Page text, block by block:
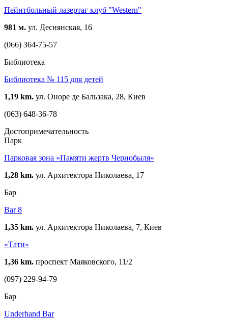
Пейнтбольный лазертаг клуб "Western"
981 м. ул. Деснянская, 16
(066) 364-75-57
Библиотека
Библиотека № 115 для детей
1,19 km. ул. Оноре де Бальзака, 28, Киев
(063) 648-36-78
Достопримечательность
Парк
Парковая зона «Памяти жертв Чернобыля»
1,28 km. ул. Архитектора Николаева, 17
Бар
Bar 8
1,35 km. ул. Архитектора Николаева, 7, Киев
«Тати»
1,36 km. проспект Маяковского, 11/2
(097) 229-94-79
Бар
Underhand Bar